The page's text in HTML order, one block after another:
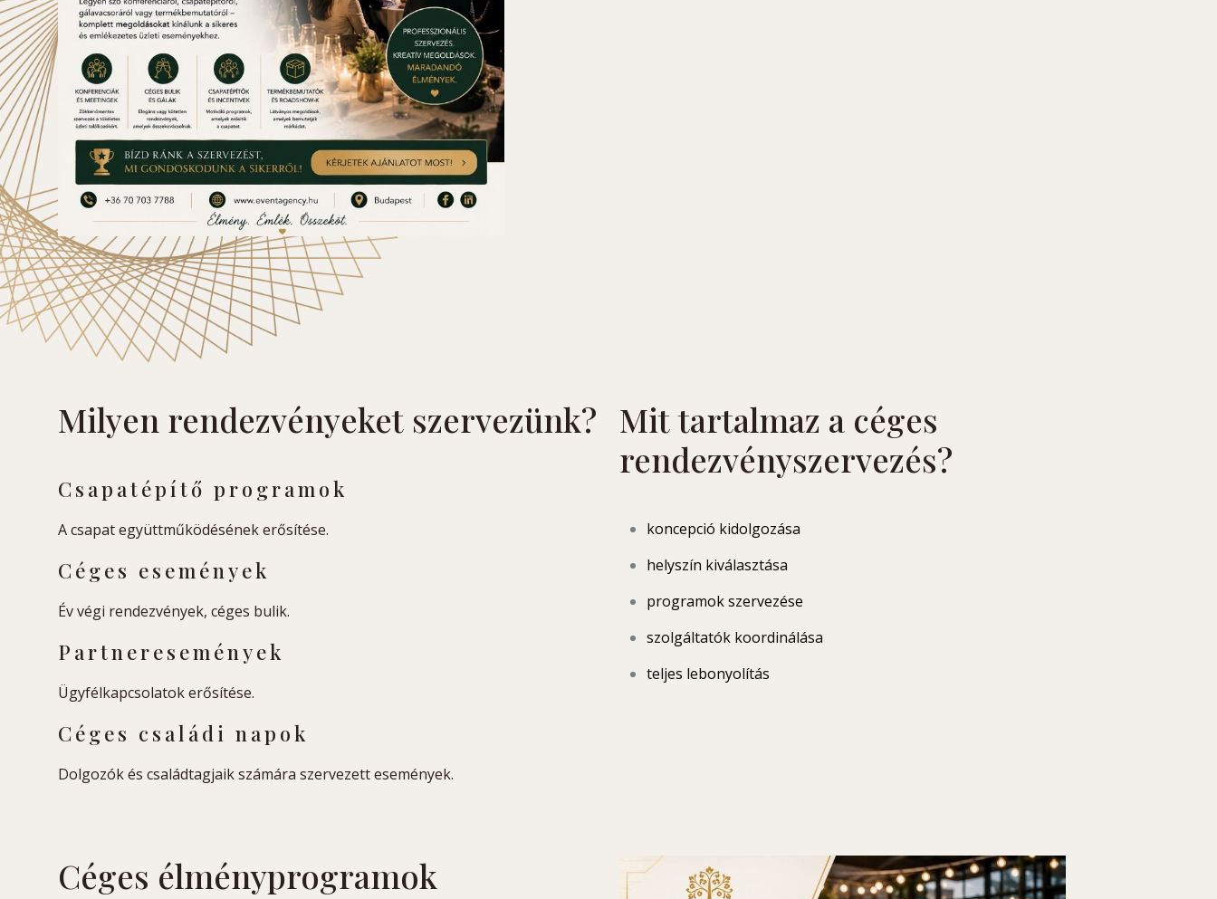
Milyen rendezvényeket szervezünk?
Csapatépítő programok
A csapat együttműködésének erősítése.
Céges események
Év végi rendezvények, céges bulik.
Partneresemények
Ügyfélkapcsolatok erősítése.
Céges családi napok
Dolgozók és családtagjaik számára szervezett események.
Mit tartalmaz a céges
rendezvényszervezés?
koncepció kidolgozása
helyszín kiválasztása
programok szervezése
szolgáltatók koordinálása
teljes lebonyolítás
Céges élményprogramok